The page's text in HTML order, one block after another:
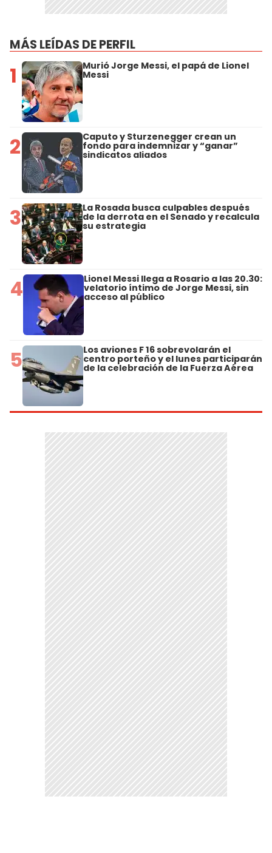
MÁS LEÍDAS DE PERFIL
1 Murió Jorge Messi, el papá de Lionel
Messi
2 Caputo y Sturzenegger crean un
fondo para indemnizar y “ganar”
sindicatos aliados
3 La Rosada busca culpables después
de la derrota en el Senado y recalcula
su estrategia
4 Lionel Messi llega a Rosario a las 20.30:
velatorio íntimo de Jorge Messi, sin
acceso al público
5 Los aviones F 16 sobrevolarán el
centro porteño y el lunes participarán
de la celebración de la Fuerza Aérea